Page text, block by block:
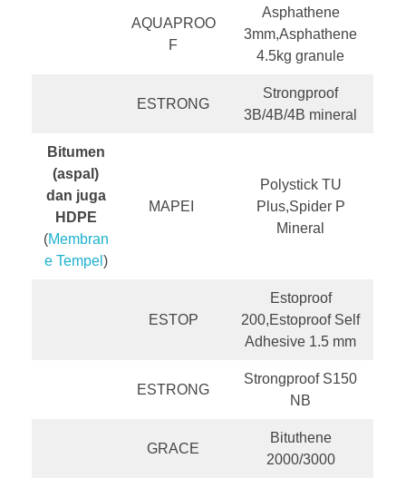
AQUAPROO
F
Asphathene
3mm,Asphathene
4.5kg granule
ESTRONG
Strongproof
3B/4B/4B mineral
Bitumen
(aspal)
dan juga
HDPE
(Membran
e Tempel )
MAPEI
Polystick TU
Plus,Spider P
Mineral
ESTOP
Estoproof
200,Estoproof Self
Adhesive 1.5 mm
ESTRONG
Strongproof S150
NB
GRACE
Bituthene
2000/3000